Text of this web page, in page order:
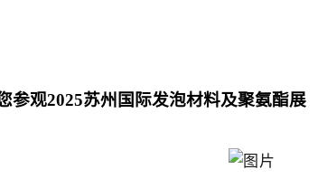
参观2025苏州国际发泡材料及聚氨酯展